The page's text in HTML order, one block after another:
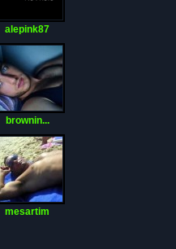
alepink87
brownin...
mesartim